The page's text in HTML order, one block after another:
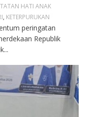
HATI ANAK
, KETERPURUKAN
peringatan
Republik